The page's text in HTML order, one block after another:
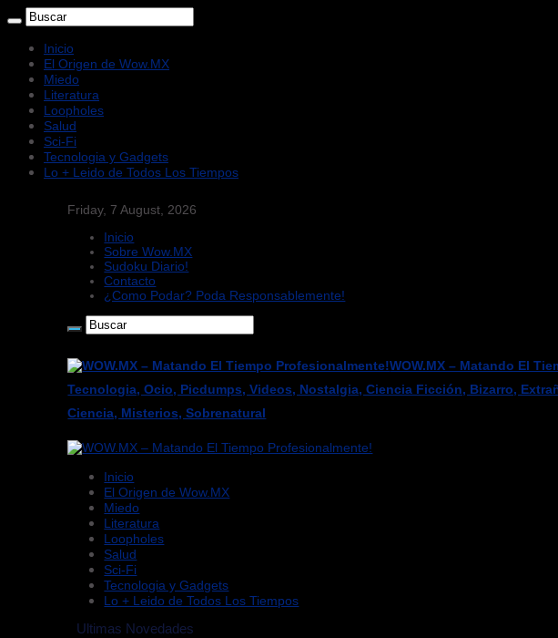
Inicio
El Origen de Wow.MX
Miedo
Literatura
Loopholes
Salud
Sci-Fi
Tecnologia y Gadgets
Lo + Leido de Todos Los Tiempos
Friday, 7 August, 2026
Inicio
Sobre Wow.MX
Sudoku Diario!
Contacto
¿Como Podar? Poda Responsablemente!
WOW.MX – Matando El
Tecnologia, Ocio, Picdumps, Videos, Nostalgia, Ciencia Ficción, Bizarro,
Ciencia, Misterios, Sobrenatural
Inicio
El Origen de Wow.MX
Miedo
Literatura
Loopholes
Salud
Sci-Fi
Tecnologia y Gadgets
Lo + Leido de Todos Los Tiempos
Ultimas Novedades